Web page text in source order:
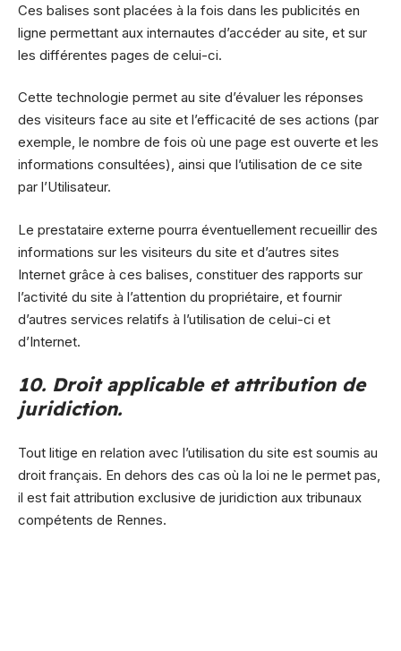
Ces balises sont placées à la fois dans les publicités en
ligne permettant aux internautes d’accéder au site, et sur
les différentes pages de celui-ci.
Cette technologie permet au site d’évaluer les réponses
des visiteurs face au site et l’efficacité de ses actions (par
exemple, le nombre de fois où une page est ouverte et les
informations consultées), ainsi que l’utilisation de ce site
par l’Utilisateur.
Le prestataire externe pourra éventuellement recueillir des
informations sur les visiteurs du site et d’autres sites
Internet grâce à ces balises, constituer des rapports sur
l’activité du site à l’attention du propriétaire, et fournir
d’autres services relatifs à l’utilisation de celui-ci et
d’Internet.
10. Droit applicable et attribution de
juridiction.
Tout litige en relation avec l’utilisation du site est soumis au
droit français. En dehors des cas où la loi ne le permet pas,
il est fait attribution exclusive de juridiction aux tribunaux
compétents de Rennes.